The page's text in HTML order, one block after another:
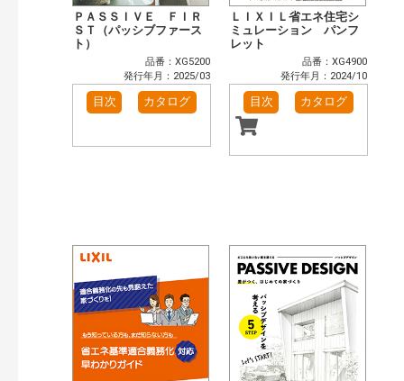
インテリア建材（1）
エクステリア（1）
キッチン（1）
浴室（1）
洗面化粧室（1）
トイレ（1）
小型電気温水器（1）
太陽光発電・屋根・外壁（4）
高性能住宅工法（4）
その他（5）
開始年:
ＰＡＳＳＩＶＥ ＦＩＲ
ＳＴ（パッシブファース
ト）
品番：XG5200
発行年月：2025/03
目次 カタログ
ＬＩＸＩＬ省エネ住宅シ
ミュレーション パンフ
レット
品番：XG4900
発行年月：2024/10
目次 カタログ